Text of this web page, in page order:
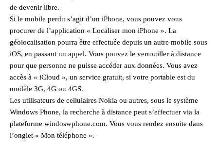
de devenir libre.
Si le mobile perdu s’agit d’un iPhone, vous pouvez vous
procurer de l’application « Localiser mon iPhone ». La
géolocalisation pourra être effectuée depuis un autre mobile sous
iOS, en passant un appel. Vous pouvez le verrouiller à distance
pour que personne ne puisse accéder aux données. Vous avez
accès à « iCloud », un service gratuit, si votre portable est du
modèle 3G, 4G ou 4GS.
Les utilisateurs de cellulaires Nokia ou autres, sous le système
Windows Phone, la recherche à distance peut s’effectuer via la
plateforme windoswphone.com. Vous vous rendez ensuite dans
l’onglet « Mon téléphone ».